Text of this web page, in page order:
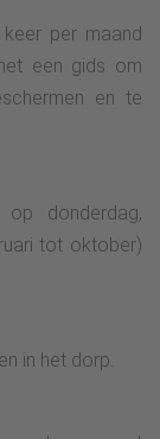
per maand
een gids om
en te
donderdag,
tot oktober)
in het dorp.